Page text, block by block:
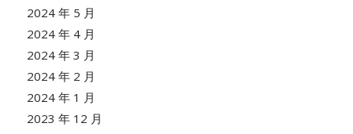
2024 年 5 月
2024 年 4 月
2024 年 3 月
2024 年 2 月
2024 年 1 月
2023 年 12 月